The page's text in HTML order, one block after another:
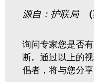
源自：护联局
询问专家您是否
断。通过以上的
倡者，将与您分